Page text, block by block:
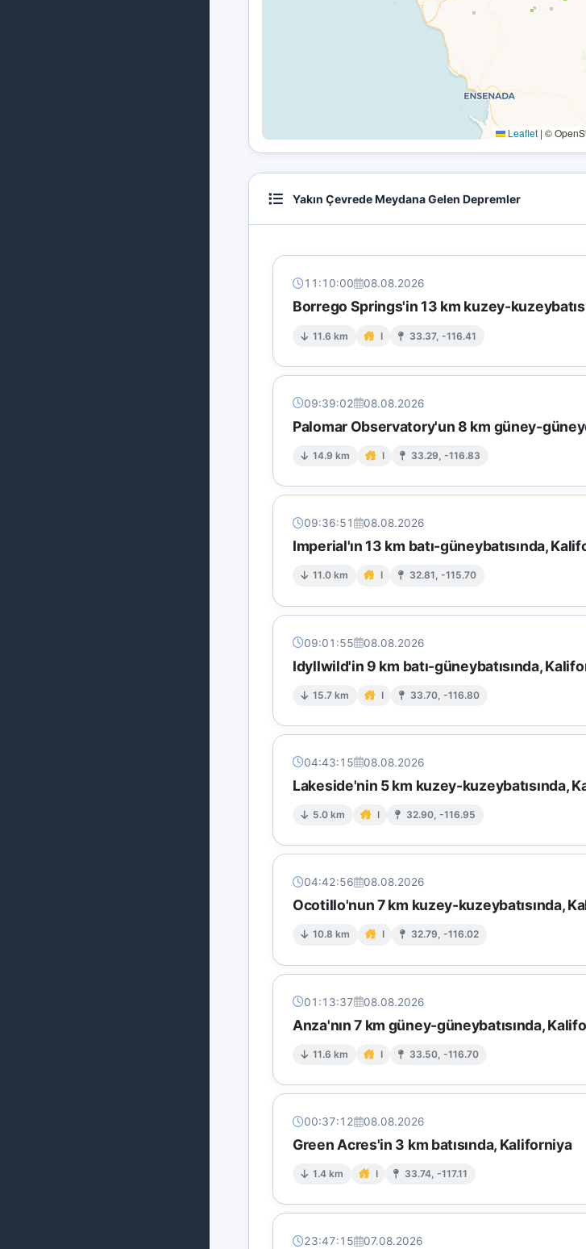
Leaflet | ©
Yakın Çevrede Meydana Gelen Depremler
11:10:00 08.08.2026
Borrego Springs'in 13 km kuzey-
11.6 km I 33.37, -116.41
09:39:02 08.08.2026
Palomar Observatory'un 8 km güney-
14.9 km I 33.29, -116.83
09:36:51 08.08.2026
Imperial'ın 13 km batı-güneybatısında,
11.0 km I 32.81, -115.70
09:01:55 08.08.2026
Idyllwild'in 9 km batı-güneybatısında,
15.7 km I 33.70, -116.80
04:43:15 08.08.2026
Lakeside'nin 5 km kuzey-kuzeybatısında,
5.0 km I 32.90, -116.95
04:42:56 08.08.2026
Ocotillo'nun 7 km kuzey-kuzeybatısında,
10.8 km I 32.79, -116.02
01:13:37 08.08.2026
Anza'nın 7 km güney-güneybatısında,
11.6 km I 33.50, -116.70
00:37:12 08.08.2026
Green Acres'in 3 km batısında, Kaliforniya
1.4 km I 33.74, -117.11
23:47:15 07.08.2026